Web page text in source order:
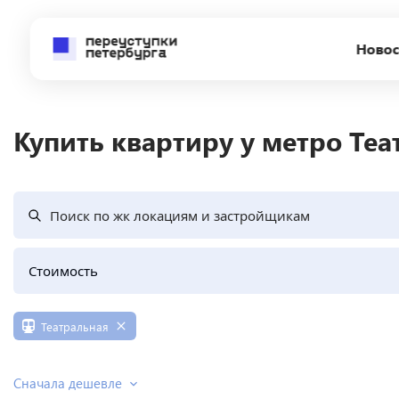
Купить квартиру у метро
Поиск по жк локациям и застройщикам
Стоимость
Театральная
Сначала дешевле